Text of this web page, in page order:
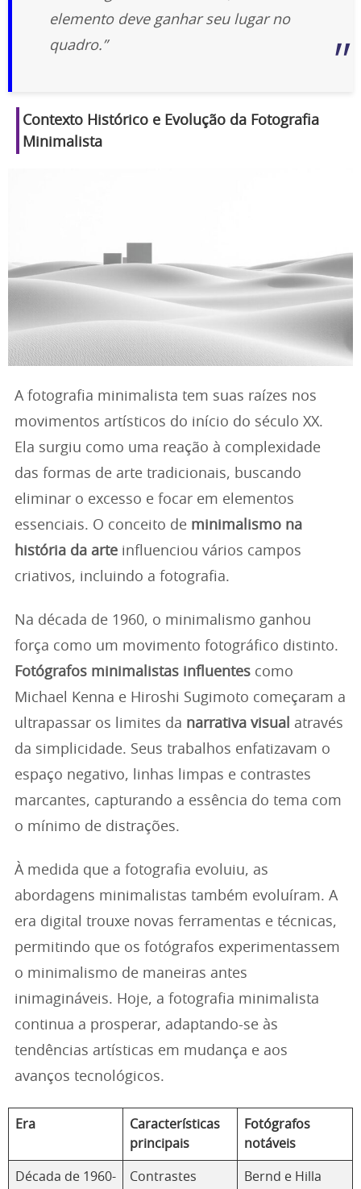
elemento deve ganhar seu lugar no
quadro.”
Contexto Histórico e Evolução da Fotografia
Minimalista
A fotografia minimalista tem suas raízes nos
movimentos artísticos do início do século XX.
Ela surgiu como uma reação à complexidade
das formas de arte tradicionais, buscando
eliminar o excesso e focar em elementos
essenciais. O conceito de minimalismo na
história da arte influenciou vários campos
criativos, incluindo a fotografia.
Na década de 1960, o minimalismo ganhou
força como um movimento fotográfico distinto.
Fotógrafos minimalistas influentes como
Michael Kenna e Hiroshi Sugimoto começaram a
ultrapassar os limites da narrativa visual
através
da simplicidade. Seus trabalhos enfatizavam o
espaço negativo, linhas limpas e contrastes
marcantes, capturando a essência do tema com
o mínimo de distrações.
À medida que a fotografia evoluiu, as
abordagens minimalistas também evoluíram. A
era digital trouxe novas ferramentas e técnicas,
permitindo que os fotógrafos experimentassem
o minimalismo de maneiras antes
inimagináveis. Hoje, a fotografia minimalista
continua a prosperar, adaptando-se às
tendências artísticas em mudança e aos
avanços tecnológicos.
Era
Características
principais
Fotógrafos
notáveis
Década de 1960-
Contrastes
Bernd e Hilla